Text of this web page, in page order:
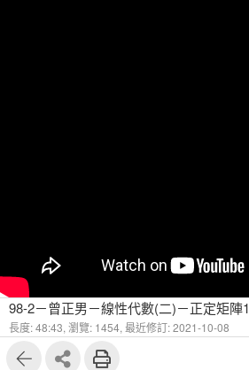
98-2－曾正男－線性代數(二)－正定矩陣1
長度: 48:43, 瀏覽: 1454, 最近修訂: 2021-10-08